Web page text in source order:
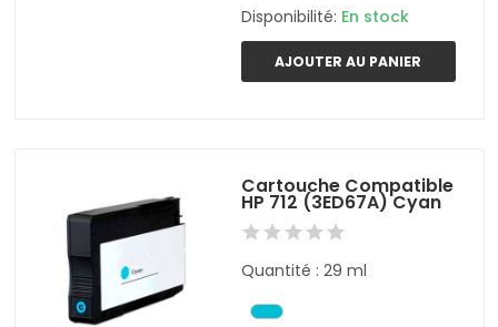
Disponibilité: En stock
AJOUTER AU PANIER
Cartouche Compatible
HP 712 (3ED67A) Cyan
Quantité : 29 ml